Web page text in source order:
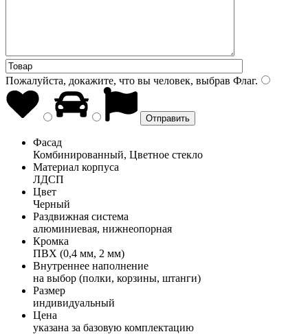
Пожалуйста, докажите, что вы человек, выбрав Флаг.
Фасад
Комбинированный, Цветное стекло
Материал корпуса
ЛДСП
Цвет
Черный
Раздвижная система
алюминиевая, нижнеопорная
Кромка
ПВХ (0,4 мм, 2 мм)
Внутреннее наполнение
на выбор (полки, корзины, штанги)
Размер
индивидуальный
Цена
указана за базовую комплектацию